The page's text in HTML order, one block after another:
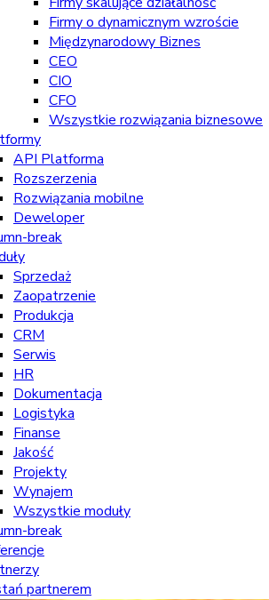
Firmy o dynamicznym wzroście
Międzynarodowy Biznes
CEO
CIO
CFO
Wszystkie rozwiązania biznesowe
API Platforma
Rozszerzenia
Rozwiązania mobilne
Deweloper
break
Sprzedaż
Zaopatrzenie
Produkcja
CRM
Serwis
HR
Dokumentacja
Logistyka
Finanse
Jakość
Projekty
Wynajem
Wszystkie moduły
break
partnerem